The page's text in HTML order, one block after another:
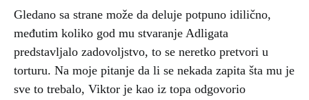
Gledano sa strane može da deluje potpuno idilično,
međutim koliko god mu stvaranje Adligata
predstavljalo zadovoljstvo, to se neretko pretvori u
torturu. Na moje pitanje da li se nekada zapita šta mu je
sve to trebalo, Viktor je kao iz topa odgovorio